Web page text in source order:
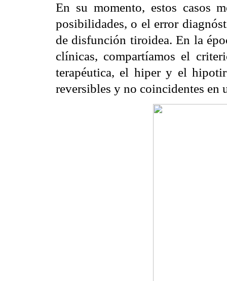
En su momento, estos casos
posibilidades, o el error
de disfunción tiroidea. En la
clínicas, compartíamos el
terapéutica, el hiper y el
reversibles y no coincidentes en